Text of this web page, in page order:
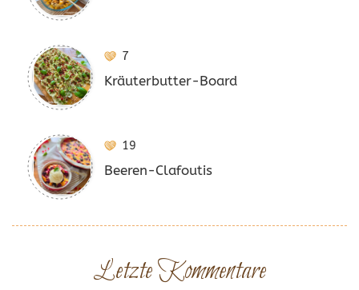
7
Kräuterbutter-Board
19
Beeren-Clafoutis
Letzte Kommentare